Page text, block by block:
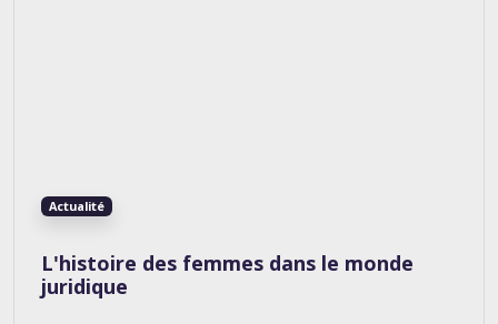
Actualité
L'histoire des femmes dans le monde
juridique